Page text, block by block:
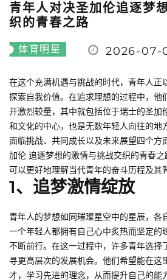
青年人对决圣加伦追逐梦
织的青春之路
体育明星 2026-07-
在这个充满机遇与挑战的时代，青年人正
探索自我价值。在追求理想的过程中，他
开激烈较量，其中就包括位于瑞士的圣加
和文化的中心，也是无数年轻人向往的地
面临挑战、共同成长以及未来展望四个方
加伦 追逐梦想的激情与挑战交织的青春之
可以更好地理解当代青年的奋斗历程及其
1、追梦激情绽放
青年人的梦想如同璀璨星空中的星辰，各
一个年轻人都拥有自己心中炙热而坚定的
不断前行。在这一过程中，许多青年选择
寻更高层次的发展机会。他们希望能在这
才，学习先进的理念，从而提升自己的能